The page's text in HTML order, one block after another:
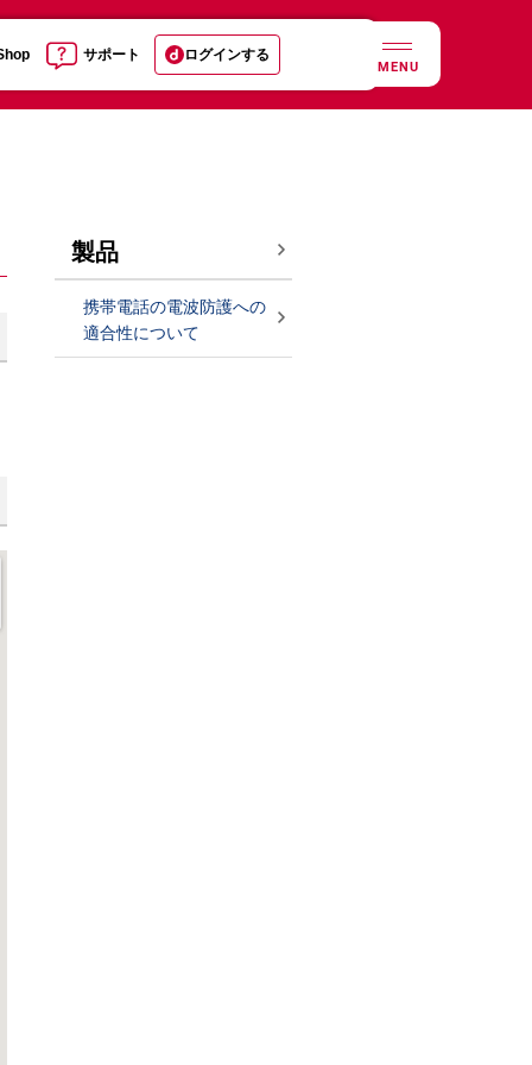
サポート ログインする
MENU
製品
携帯電話の電波防護への
適合性について